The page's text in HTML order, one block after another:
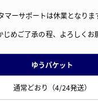
ーサポートは休業となりま
めご了承の程、よろしくお
ゆうパケット
通常どおり（4/24発送）